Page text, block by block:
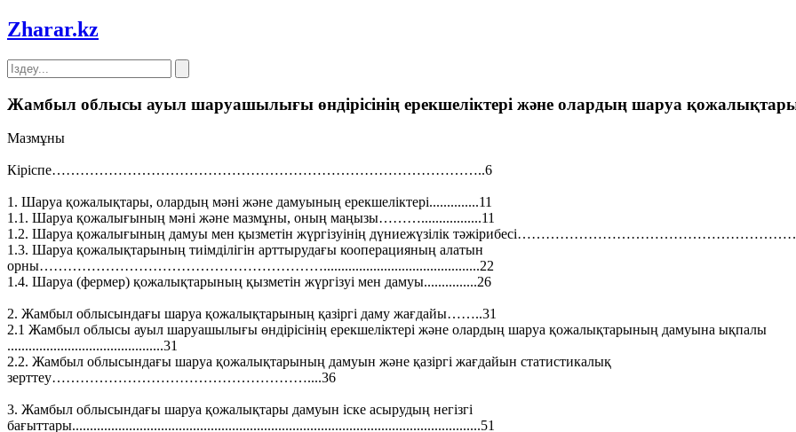
Zharar.kz
Жамбыл облысы ауыл шаруашылығы өндірісінің ерекшеліктері және олардың шаруа
Мазмұны
Кіріспе………………………………………………………………………………..6
1. Шаруа қожалықтары, олардың мәні және дамуының ерекшеліктері..............11
1.1. Шаруа қожалығының мәні және мазмұны, оның маңызы……….................11
1.2. Шаруа қожалығының дамуы мен қызметін жүргізуінің дүниежүзілік
1.3. Шаруа қожалықтарының тиімділігін арттырудағы кооперацияның алатын
орны……………………………………………………............................................22
1.4. Шаруа (фермер) қожалықтарының қызметін жүргізуі мен дамуы...............26
2. Жамбыл облысындағы шаруа қожалықтарының қазіргі даму жағдайы……..31
2.1 Жамбыл облысы ауыл шаруашылығы өндірісінің ерекшеліктері және олардың шаруа қожалықтарының дамуына ықпалы
............................................31
2.2. Жамбыл облысындағы шаруа қожалықтарының дамуын және қазіргі жағдайын статистикалық
зерттеу………………………………………………....36
3. Жамбыл облысындағы шаруа қожалықтары дамуын іске асырудың негізгі
бағыттары...................................................................................................................51